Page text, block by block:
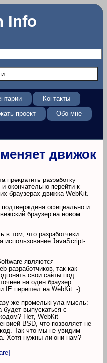
Info
Контакты
проект
Обо мне
движок
прекратить разработку
окончательно перейти к
браузерах движка WebKit.
официально и
браузер на новом
в том, что разработчики
использование JavaScript-
являются
разработчиков, так как
свои сайты под
на один браузер
IE перешел на WebKit :-)
же промелькнула мысль:
будет выпускаться с
Нет, WebKit
BSD, что позволяет не
Так что мы не увидим
Хотя нужны ли они нам?